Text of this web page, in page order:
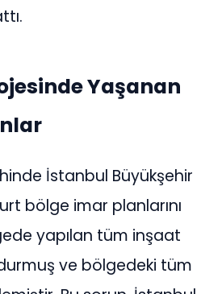
Yaşanan
İstanbul Büyükşehir
bölge imar planlarını
yapılan tüm inşaat
ve bölgedeki tüm